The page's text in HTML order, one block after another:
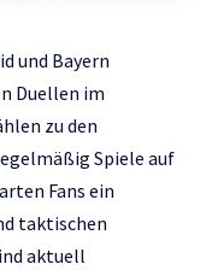
und Bayern
Duellen im
zu den
Spiele auf
Fans ein
taktischen
aktuell